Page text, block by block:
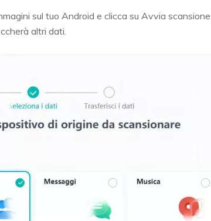
sul tuo Android e clicca su Avvia
altri dati.